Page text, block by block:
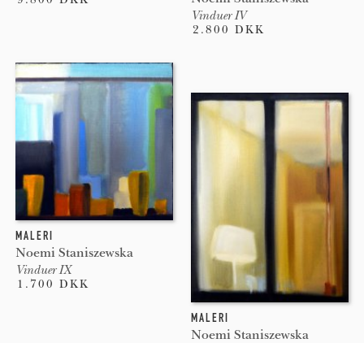
Vinduer IV
2.800 DKK
MALERI
Noemi Staniszewska
Vinduer IX
1.700 DKK
MALERI
Noemi Staniszewska